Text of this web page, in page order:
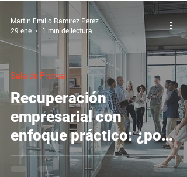
Recuperación
empresarial con
enfoque práctico: ¿por
qué optar por el PRES?
Sala de Prensa
Martin Emilio Ramirez Perez
29 ene
1 min de lectura